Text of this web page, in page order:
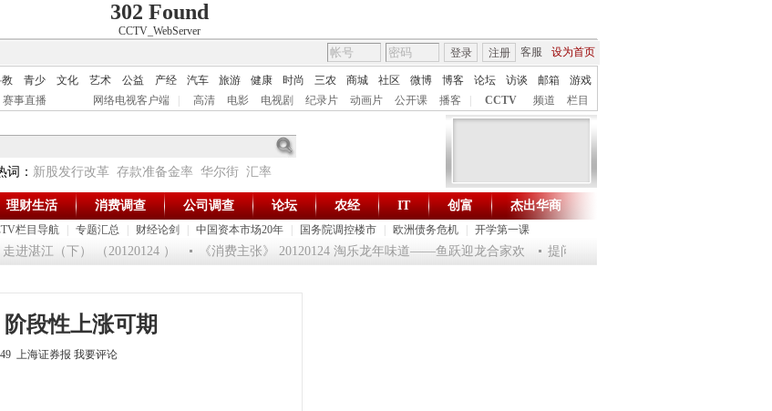
302 Found
CCTV_WebServer
客服 设为首页
登录 注册
青少 文化 艺术 公益 产经 汽车 旅游 健康 时尚 三农 商城 社区 微博 博客 论坛 访谈 邮箱
游戏
赛事直播 网络电视客户端 高清 电影 电视剧 纪录片 动画片 公开课 播客 CCTV 频道 栏目
词： 新股发行改革 存款准备金率 华尔街 汇率
财智生活 一键通达
栏目导航 专题汇总 财经论剑 中国资本市场20年 国务院调控楼市 欧洲债务危机 开学第一课
理财生活 消费调查 公司调查 论坛 农经 IT 创富 杰出华商
湛江（下） （20120124 ） 《消费主张》 20120124 淘乐龙年味道——鱼跃迎龙合家欢 提问2012：机遇与悬念共存
段性上涨可期
上海证券报 我要评论